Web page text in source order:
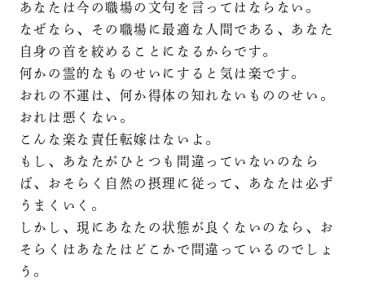
あなたは今の職場の文句を言ってはならない。
なぜなら、その職場に最適な人間である、あなた
自身の首を絞めることになるからです。
何かの霊的なものせいにすると気は楽です。
おれの不運は、何か得体の知れないもののせい。
おれは悪くない。
こんな楽な責任転嫁はないよ。
もし、あなたがひとつも間違っていないのなら
ば、おそらく自然の摂理に従って、あなたは必ず
うまくいく。
しかし、現にあなたの状態が良くないのなら、お
そらくはあなたはどこかで間違っているのでしょ
う。